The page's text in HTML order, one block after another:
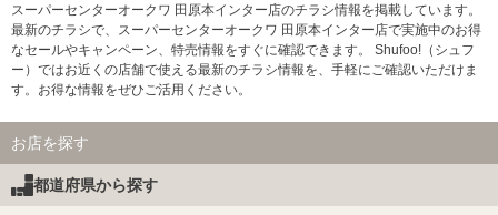
スーパーセンターオークワ 田原本インター店のチラシ情報を掲載しています。
最新のチラシで、スーパーセンターオークワ 田原本インター店で実施中のお得
なセールやキャンペーン、特売情報をすぐに確認できます。 Shufoo!（シュフ
ー）ではお近くの店舗で使える最新のチラシ情報を、手軽にご確認いただけま
す。お得な情報をぜひご活用ください。
お店を探す
都道府県から探す